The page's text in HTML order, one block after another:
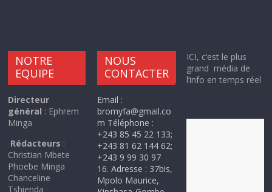
NOTRE
EQUIPE
Directeur
général : Ephrem
Minga
Rédacteurs :
Christian Mbete
Phoebe Minga
Chanceline
Tshienda
NOUS
CONTACTER
Email :
bromyfa@gmail.co
m Téléphone :
+243 85 45 22 133;
+243 81 62 144 62;
+243 9 99 30 97
16. Adresse : 37bis,
Mpolo Maurice,
ICI, c’est le plus
grand média de
l’info en temps réel